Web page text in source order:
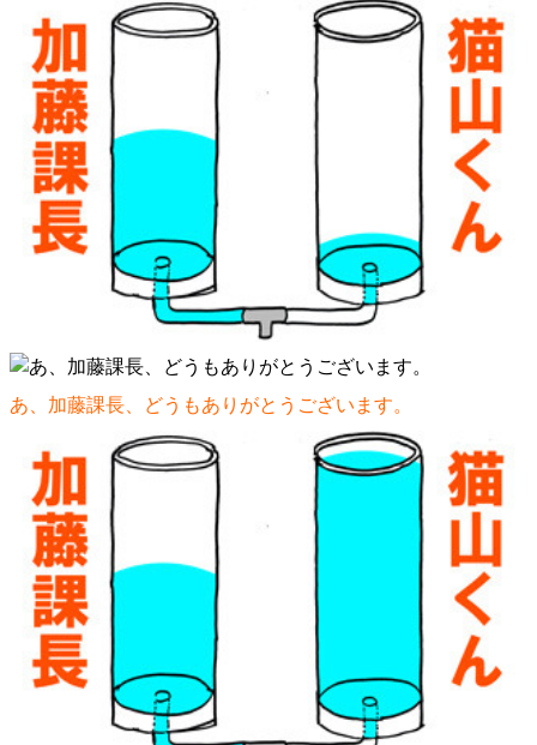
あ、加藤課長、どうもありがとうございます。